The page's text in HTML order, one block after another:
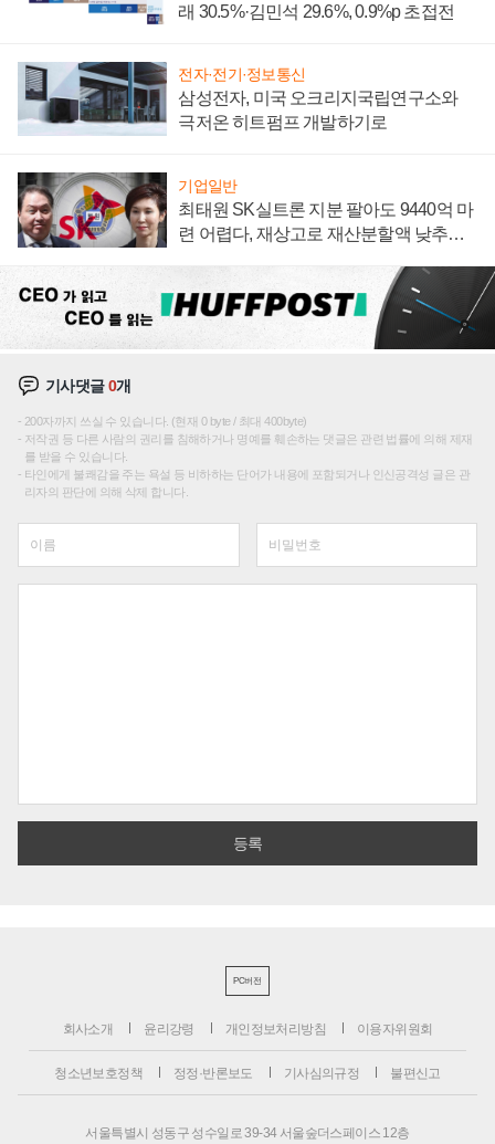
래 30.5%·김민석 29.6%, 0.9%p 초접전
전자·전기·정보통신
삼성전자, 미국 오크리지국립연구소와
극저온 히트펌프 개발하기로
기업일반
최태원 SK실트론 지분 팔아도 9440억 마
련 어렵다, 재상고로 재산분할액 낮추기
기사댓글0개
200자까지 쓰실 수 있습니다. (현재 0 byte / 최대 400byte)
저작권 등 다른 사람의 권리를 침해하거나 명예를 훼손하는 댓글은 관련 법률에 의해 제재
를 받을 수 있습니다.
타인에게 불쾌감을 주는 욕설 등 비하하는 단어가 내용에 포함되거나 인신공격성 글은 관
리자의 판단에 의해 삭제 합니다.
PC버전
회사소개 윤리강령 개인정보처리방침 이용자위원회
청소년보호정책 정정·반론보도 기사심의규정 불편신고
서울특별시 성동구 성수일로 39-34 서울숲더스페이스 12층